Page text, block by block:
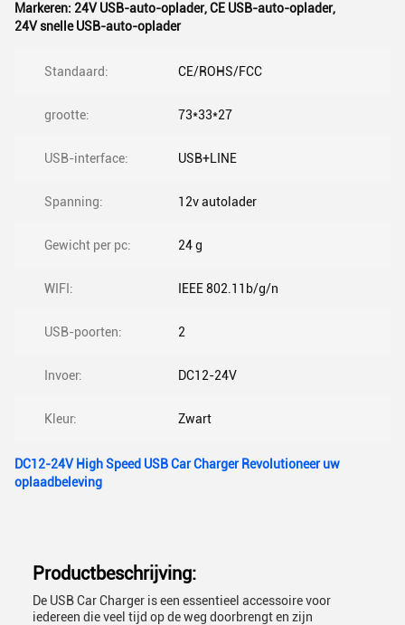
Markeren: 24V USB-auto-oplader,CE USB-auto-oplader,
24V snelle USB-auto-oplader
Standaard: CE/ROHS/FCC
grootte: 73*33*27
USB-interface: USB+LINE
Spanning: 12v autolader
Gewicht per pc: 24 g
WIFI: IEEE 802.11b/g/n
USB-poorten: 2
Invoer: DC12-24V
Kleur: Zwart
DC12-24V High Speed USB Car Charger Revolutioneer uw
oplaadbeleving
Productbeschrijving:
De USB Car Charger is een essentieel accessoire voor
iedereen die veel tijd op de weg doorbrengt en zijn